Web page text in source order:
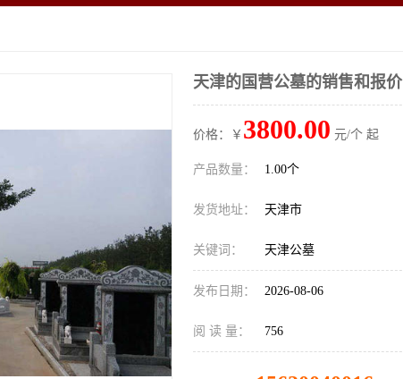
天津的国营公墓的销售和报价
价格：￥ 3800.00 元/个 起
产品数量： 1.00个
发货地址： 天津市
关键词： 天津公墓
发布日期： 2026-08-06
阅 读 量： 756